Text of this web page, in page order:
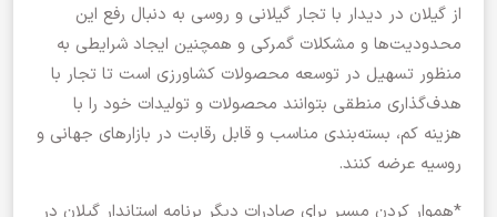
از گیلان‌ در دیدار با تجار گیلانی و روسی به دنبال رفع این
محدودیت‌ها و مشکلات گمرکی و همچنین ایجاد شرایطی به
منظور تسهیل در توسعه محصولات کشاورزی است تا تجار با
هدف‌گذاری منطقی بتوانند محصولات و تولیدات خود را با
هزینه کم، بسته‌بندی مناسب و قابل رقابت در بازارهای جهانی و‌
روسیه عرضه کنند.
*هموار کردن مسیر برای صادرات دیگر برنامه استاندار گیلان در